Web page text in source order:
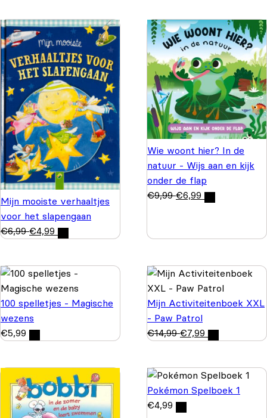
Mijn mooiste verhaaltjes
voor het slapengaan
€6,99 €4,99
Wie woont hier? In de
natuur - Wijs aan en kijk
onder de flap
€9,99 €6,99
100 spelletjes - Magische
wezens
€5,99
Mijn Activiteitenboek XXL
- Paw Patrol
€14,99 €7,99
Pokémon Spelboek 1
€4,99